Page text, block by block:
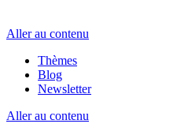
Aller au contenu
Thèmes
Blog
Newsletter
Aller au contenu